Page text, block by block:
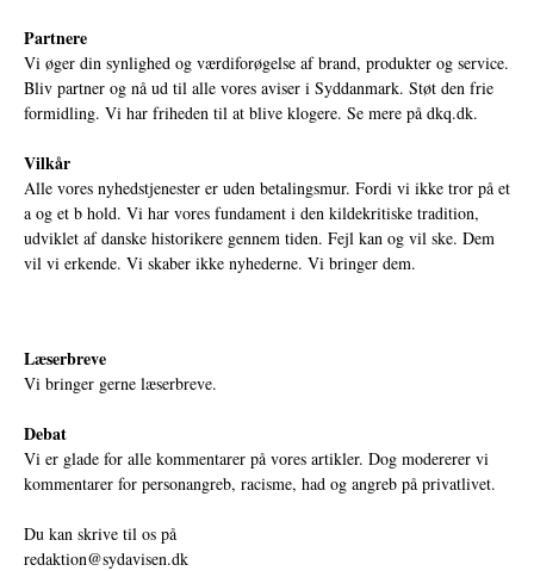
Partnere
Vi øger din synlighed og værdiforøgelse af brand, produkter og service.
Bliv partner og nå ud til alle vores aviser i Syddanmark. Støt den frie
formidling. Vi har friheden til at blive klogere. Se mere på dkq.dk.
Vilkår
Alle vores nyhedstjenester er uden betalingsmur. Fordi vi ikke tror på et
a og et b hold. Vi har vores fundament i den kildekritiske tradition,
udviklet af danske historikere gennem tiden. Fejl kan og vil ske. Dem
vil vi erkende. Vi skaber ikke nyhederne. Vi bringer dem.
Læserbreve
Vi bringer gerne læserbreve.
Debat
Vi er glade for alle kommentarer på vores artikler. Dog modererer vi
kommentarer for personangreb, racisme, had og angreb på privatlivet.
Du kan skrive til os på
redaktion@sydavisen.dk